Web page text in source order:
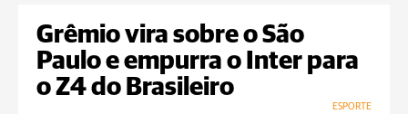
Grêmio vira sobre o São
Paulo e empurra o Inter para
o Z4 do Brasileiro
ESPORTE